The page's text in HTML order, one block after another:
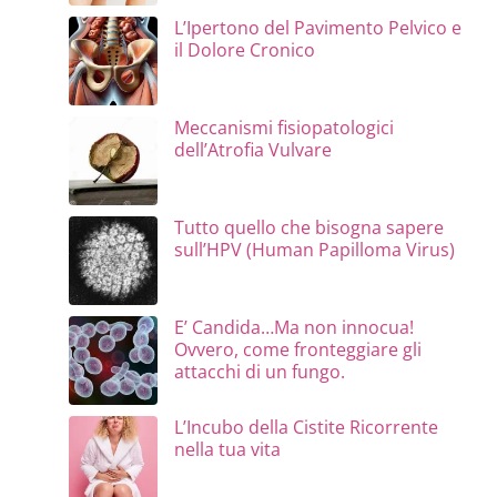
L’Ipertono del Pavimento Pelvico e
il Dolore Cronico
Meccanismi fisiopatologici
dell’Atrofia Vulvare
Tutto quello che bisogna sapere
sull’HPV (Human Papilloma Virus)
E’ Candida…Ma non innocua!
Ovvero, come fronteggiare gli
attacchi di un fungo.
L’Incubo della Cistite Ricorrente
nella tua vita